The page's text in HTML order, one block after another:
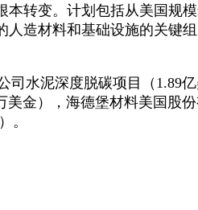
本转变。计划包括从美国规
人造材料和基础设施的关键
水泥深度脱碳项目（1.89亿
美金），海德堡材料美国股
。